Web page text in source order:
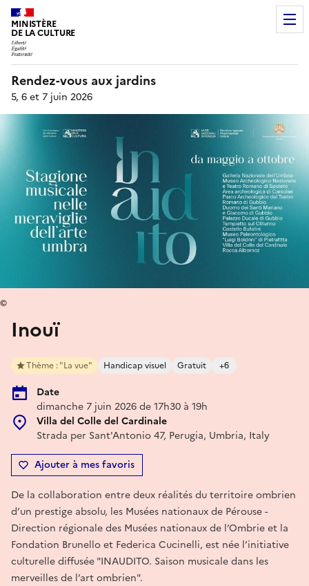
MINISTÈRE
DE LA CULTURE
Rendez-vous aux jardins
5, 6 et 7 juin 2026
Inouï
Thème : "La vue" Handicap visuel Gratuit +6
Date
dimanche 7 juin 2026 de 17h30 à 19h
Villa del Colle del Cardinale
Strada per Sant'Antonio 47, Perugia, Umbria, Italy
Ajouter à mes favoris
©
De la collaboration entre deux réalités du territoire ombrien
d’un prestige absolu, les Musées nationaux de Pérouse -
Direction régionale des Musées nationaux de l’Ombrie et la
Fondation Brunello et Federica Cucinelli, est née l’initiative
culturelle diffusée "INAUDITO. Saison musicale dans les
merveilles de l’art ombrien".